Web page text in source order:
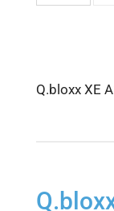
Q.bloxx XE